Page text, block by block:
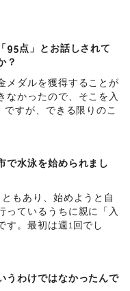
95点」とお話しされて
？
メダルを獲得することが
なかったので、そこを入
すが、できる限りのこ
で水泳を始められまし
もあり、始めようと自
っているうちに親に「入
す。最初は週1回でし
うわけではなかったんで